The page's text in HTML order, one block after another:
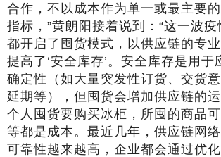
合作，不以成本作为单一或最主要
指标，”黄朗阳接着说到：“这一波
都开启了囤货模式，以供应链的专
提高了‘安全库存’。安全库存是用于
确定性（如大量突发性订货、交货
延期等），但囤货会增加供应链的
个人囤货要购买冰柜，所囤的商品
等都是成本。最近几年，供应链网络
可靠性越来越高，企业都会通过优